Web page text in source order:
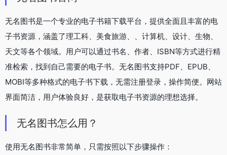
无名图书是一个专业的电子书籍下载平台，提供全面且丰富的电
子书资源，涵盖了理工科、美食旅游、、计算机、设计、生物、
天文等各个领域。用户可以通过书名、作者、ISBN等方式进行精
准检索，找到自己需要的电子书。无名图书支持PDF、EPUB、
MOBI等多种格式的电子书下载，无需注册登录，操作简便。网站
界面简洁，用户体验良好，是获取电子书资源的理想选择。
无名图书怎么用？
使用无名图书非常简单，只需按照以下步骤操作：